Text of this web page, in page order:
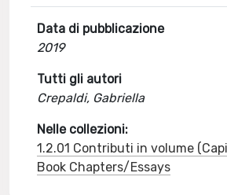
Data di pubblicazione
2019
Tutti gli autori
Crepaldi, Gabriella
Nelle collezioni:
1.2.01 Contributi in volume
Book Chapters/Essays